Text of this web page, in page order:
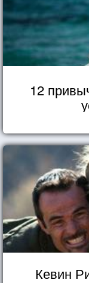
12
Кевин